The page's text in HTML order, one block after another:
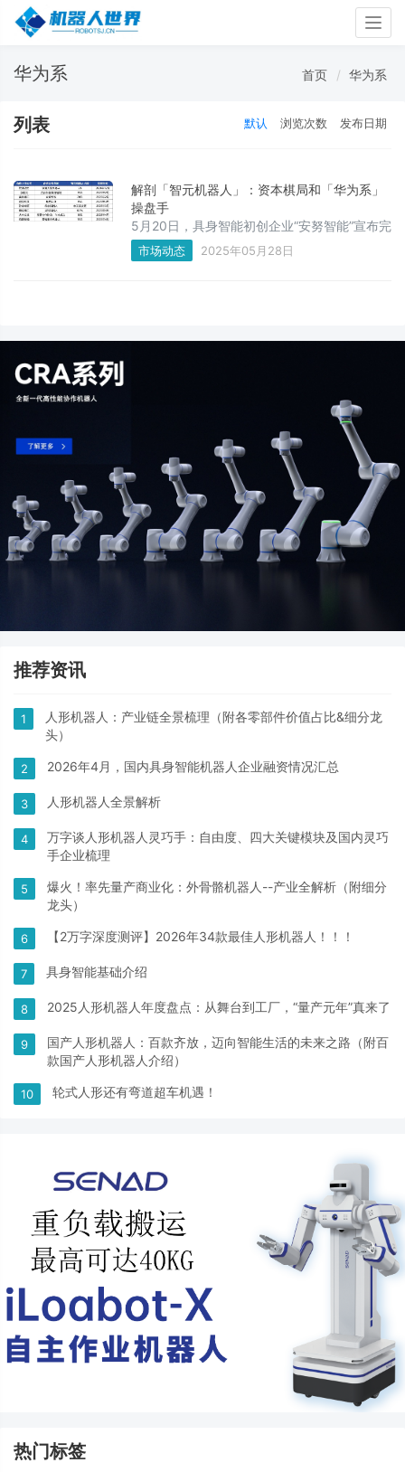
华为系 首页 华为系
列表 默认 浏览次数 发布日期
解剖「智元机器人」：资本棋局和「华为系」
操盘手
5月20日，具身智能初创企业“安努智能”宣布完
成数千万级种子轮融资。工商资料显示，在安
努智能的股东列表中，独角兽智元机器人赫然
市场动态 2025年05月28日
推荐资讯
1
人形机器人：产业链全景梳理（附各零部件价值占比&细分龙
头）
2 2026年4月，国内具身智能机器人企业融资情况汇总
3 人形机器人全景解析
4
万字谈人形机器人灵巧手：自由度、四大关键模块及国内灵巧
手企业梳理
5
爆火！率先量产商业化：外骨骼机器人--产业全解析（附细分
龙头）
6 【2万字深度测评】2026年34款最佳人形机器人！！！
7 具身智能基础介绍
8 2025人形机器人年度盘点：从舞台到工厂，“量产元年”真来了
9
国产人形机器人：百款齐放，迈向智能生活的未来之路（附百
款国产人形机器人介绍）
10 轮式人形还有弯道超车机遇！
热门标签